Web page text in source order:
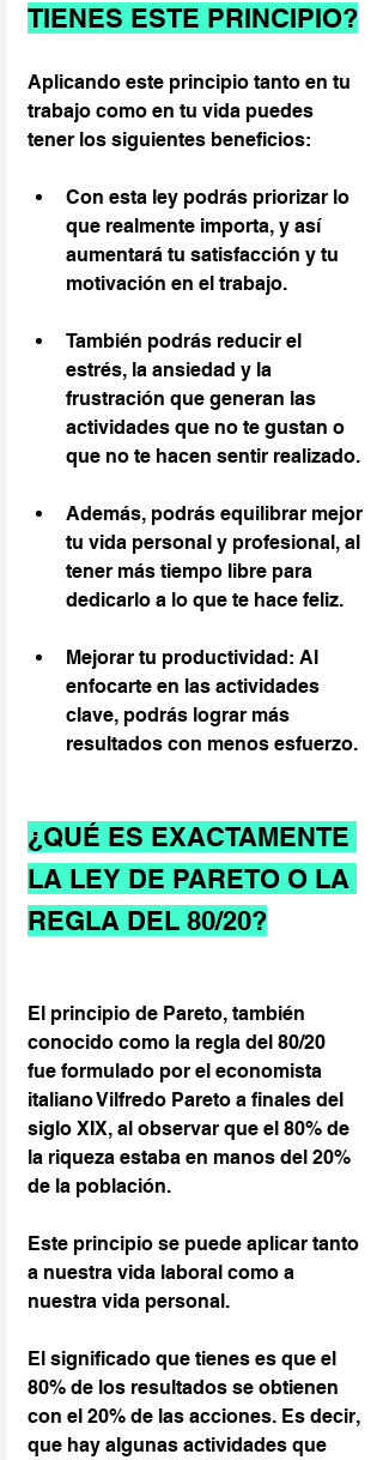
TIENES ESTE PRINCIPIO?
Aplicando este principio tanto en tu
trabajo como en tu vida puedes
tener los siguientes beneficios:
Con esta ley podrás priorizar lo
que realmente importa, y así
aumentará tu satisfacción y tu
motivación en el trabajo.
También podrás reducir el
estrés, la ansiedad y la
frustración que generan las
actividades que no te gustan o
que no te hacen sentir realizado.
Además, podrás equilibrar mejor
tu vida personal y profesional, al
tener más tiempo libre para
dedicarlo a lo que te hace feliz.
Mejorar tu productividad: Al
enfocarte en las actividades
clave, podrás lograr más
resultados con menos esfuerzo.
¿QUÉ ES EXACTAMENTE
LA LEY DE PARETO O LA
REGLA DEL 80/20?
El principio de Pareto, también
conocido como la regla del 80/20
fue formulado por el economista
italiano Vilfredo Pareto a finales del
siglo XIX, al observar que el 80% de
la riqueza estaba en manos del 20%
de la población.
Este principio se puede aplicar tanto
a nuestra vida laboral como a
nuestra vida personal.
El significado que tienes es que el
80% de los resultados se obtienen
con el 20% de las acciones. Es decir,
que hay algunas actividades que